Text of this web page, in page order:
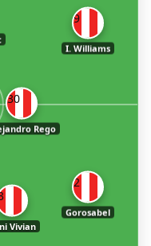
Vivian
2
Gorosabel
30
Rego
9
I. Williams